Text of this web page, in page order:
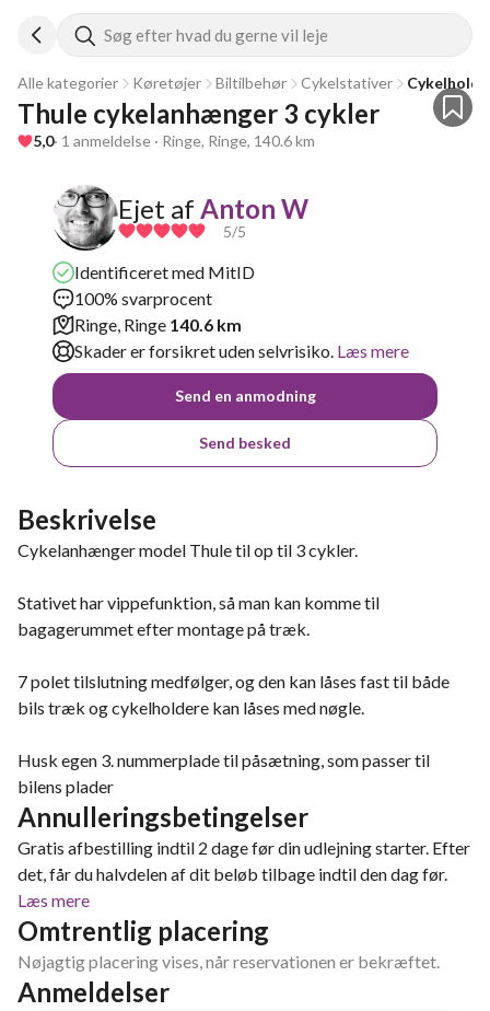
Søg efter hvad du gerne vil leje
Alle kategorier Køretøjer Biltilbehør Cykelstativer
Thule cykelanhænger 3 cykler
5,0· 1 anmeldelse · Ringe, Ringe, 140.6 km
Ejet af Anton W
5/5
Identificeret med MitID
100% svarprocent
Ringe, Ringe 140.6 km
Skader er forsikret uden selvrisiko. Læs mere
Send en anmodning
Send besked
Beskrivelse
Cykelanhænger model Thule til op til 3 cykler.
Stativet har vippefunktion, så man kan komme til
bagagerummet efter montage på træk.
7 polet tilslutning medfølger, og den kan låses fast til både
bils træk og cykelholdere kan låses med nøgle.
Husk egen 3. nummerplade til påsætning, som passer til
bilens plader
Annulleringsbetingelser
Gratis afbestilling indtil 2 dage før din udlejning starter. Efter
det, får du halvdelen af dit beløb tilbage indtil den dag før.
Læs mere
Omtrentlig placering
Nøjagtig placering vises, når reservationen er bekræftet.
Anmeldelser